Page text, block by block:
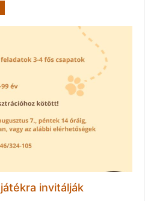
invitálják